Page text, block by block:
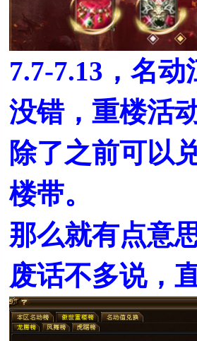
7.7-7.13，名
没错，重楼活
除了之前可以
楼带。
那么就有点意
废话不多说，